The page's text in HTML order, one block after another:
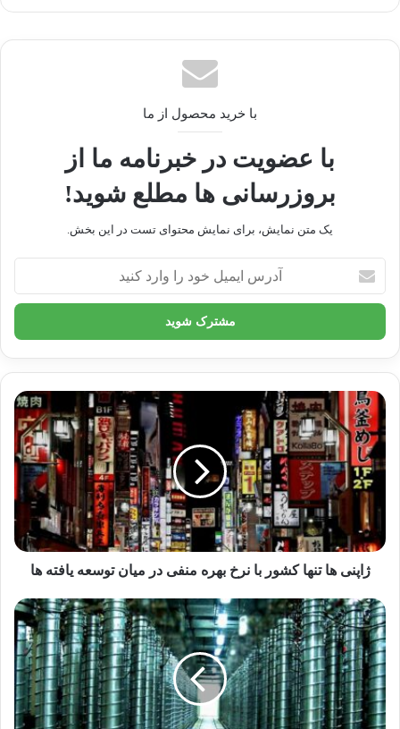
را دریافت و ارزیابی می‌کنیم
و متناسب با شرایط تصمیم
می‌گیریم.
نوشته های مشابه
تحلیل جامع پیامدهای کمبود منابع
آبی بر عملکرد پروژه‌های عمرانی
در مناطق خشک و نیمه‌خشک ایران
20 آوریل 2025
با خرید محصول از ما
با عضویت در خبرنامه ما از
بروزرسانی ها مطلع شوید!
یک متن نمایش، برای نمایش محتوای تست در این بخش.
ایمیل
خود
وارد
کنید
ژاپنی ها تنها کشور با نرخ بهره منفی در میان توسعه یافته ها